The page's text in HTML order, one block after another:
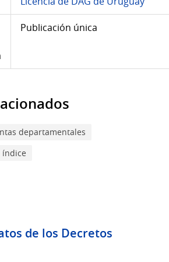
Publicación única
departamentales
índice
de los Decretos